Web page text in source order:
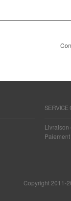
SERVICE
Livraison
Copyright 2011-